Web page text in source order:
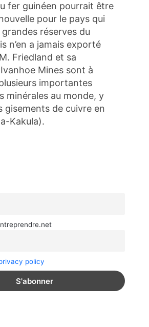
fer guinéen pourrait être
pour le pays qui
réserves du
n’en a jamais exporté
Friedland et sa
Mines sont à
importantes
minérales au monde, y
gisements de cuivre en
Kakula).
policy